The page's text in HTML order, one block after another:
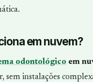
em nuvem?
odontológico em
sem instalações